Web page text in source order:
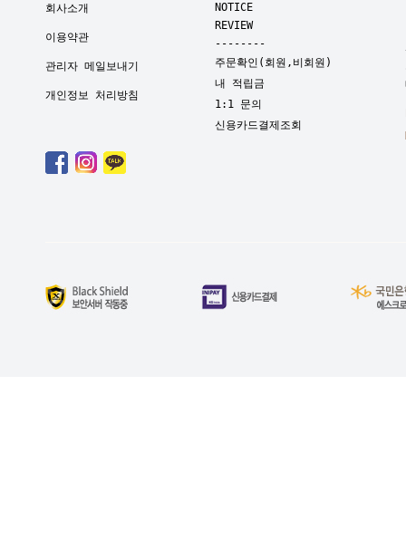
회사소개
이용약관
관리자 메일보내기
개인정보 처리방침
NOTICE
REVIEW
--------
주문확인(회원,비회원)
내 적립금
1:1 문의
신용카드결제조회